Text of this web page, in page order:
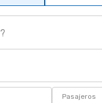
Pasajeros